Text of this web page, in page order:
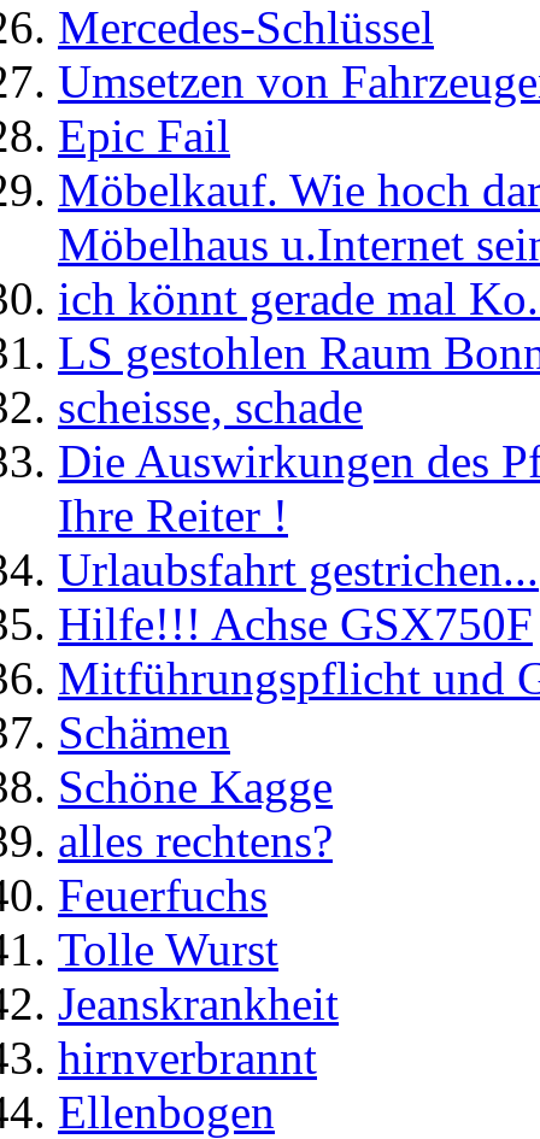
Mercedes-Schlüssel
Umsetzen von
Epic Fail
Möbelkauf. Wie hoch
Möbelhaus u.Internet
ich könnt gerade mal
LS gestohlen Raum
scheisse, schade
Die Auswirkungen des
Ihre Reiter !
Urlaubsfahrt gestrichen...
Hilfe!!! Achse GSX750F
Mitführungspflicht und
Schämen
Schöne Kagge
alles rechtens?
Feuerfuchs
Tolle Wurst
Jeanskrankheit
hirnverbrannt
Ellenbogen